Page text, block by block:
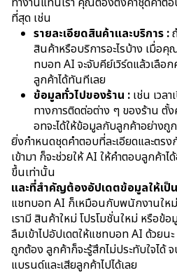
ที่สุด เช่น
รายละเอียดสินค้าและบริการ :
สินค้าหรือบริการอะไรบ้าง เมื่อ
ทบอท AI จะจับคีย์เวิร์ดแล้วเลื
ลูกค้าได้ทันทีเลย
ข้อมูลทั่วไปของร้าน : เช่น เวล
ทางการติดต่อต่าง ๆ ของร้าน ตั้
อทจะได้ให้ข้อมูลกับลูกค้าอย่างถู
ยิ่งกำหนดชุดคำตอบที่ละเอียดและตร
เข้ามา ก็จะช่วยให้ AI ให้คำตอบลูกค้าไ
ขึ้นเท่านั้น
และที่สำคัญต้องอัปเดตข้อมูลให้เป็
แชทบอท AI ก็เหมือนกับพนักงานใหม่
เรามี สินค้าใหม่ โปรโมชั่นใหม่ หรือ
ลืมเข้าไปอัปเดตให้แชทบอท AI ด้วยน
ถูกต้อง ลูกค้าก็จะรู้สึกไม่ประทับใจได้
แบรนด์และเสียลูกค้าไปได้เลย